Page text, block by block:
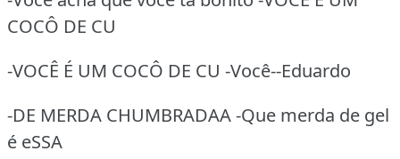
COCÔ DE CU
-VOCÊ É UM COCÔ DE CU -Você--Eduardo
-DE MERDA CHUMBRADAA -Que merda de gel
é eSSA